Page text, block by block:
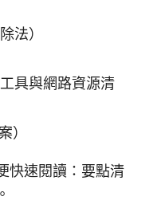
法）
具與網路資源清
）
快速閱讀：要點清